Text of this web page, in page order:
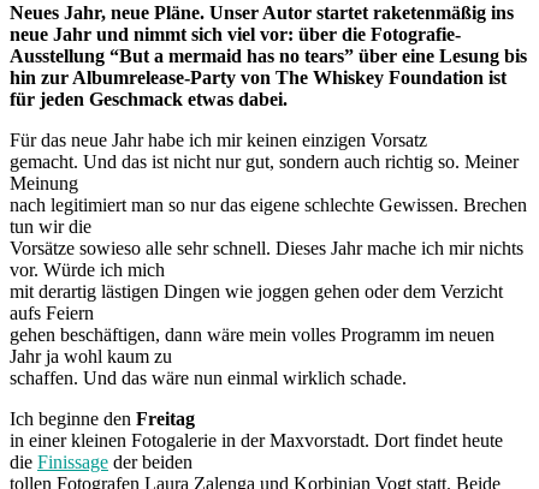
Neues Jahr, neue Pläne. Unser Autor startet raketenmäßig ins
neue Jahr und nimmt sich viel vor: über die Fotografie-
Ausstellung “But a mermaid has no tears” über eine Lesung bis
hin zur Albumrelease-Party von The Whiskey Foundation ist
für jeden Geschmack etwas dabei.
Für das neue Jahr habe ich mir keinen einzigen Vorsatz
gemacht. Und das ist nicht nur gut, sondern auch richtig so. Meiner
Meinung
nach legitimiert man so nur das eigene schlechte Gewissen. Brechen
tun wir die
Vorsätze sowieso alle sehr schnell. Dieses Jahr mache ich mir nichts
vor. Würde ich mich
mit derartig lästigen Dingen wie joggen gehen oder dem Verzicht
aufs Feiern
gehen beschäftigen, dann wäre mein volles Programm im neuen
Jahr ja wohl kaum zu
schaffen. Und das wäre nun einmal wirklich schade.
Ich beginne den Freitag
in einer kleinen Fotogalerie in der Maxvorstadt. Dort findet heute
die Finissage der beiden
tollen Fotografen Laura Zalenga und Korbinian Vogt statt. Beide